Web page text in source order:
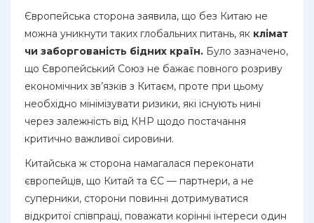
Європейська сторона заявила, що без Китаю не
можна уникнути таких глобальних питань, як клімат
чи заборгованість бідних країн. Було зазначено,
що Європейський Союз не бажає повного розриву
економічних зв’язків з Китаєм, проте при цьому
необхідно мінімізувати ризики, які існують нині
через залежність від КНР щодо постачання
критично важливої сировини.
Китайська ж сторона намагалася переконати
європейців, що Китай та ЄС — партнери, а не
суперники, сторони повинні дотримуватися
відкритої співпраці, поважати корінні інтереси один